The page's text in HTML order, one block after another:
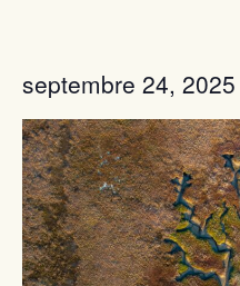
septembre 24, 2025